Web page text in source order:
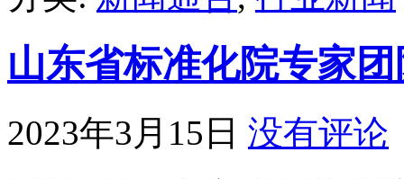
山东省标准化院专家
2023年3月15日 没有评论